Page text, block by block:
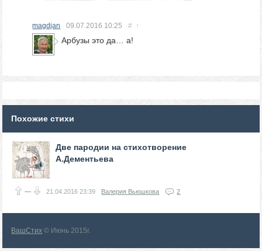
magdjan 09.07.2016 10:25 # ↑
Арбузы это да… а!
Похожие стихи
Две пародии на стихотворение
А.Дементьева
— 21.04.201623:39 Валерия Вьюшкова 2
ВашСтих © Июнь 2015г.